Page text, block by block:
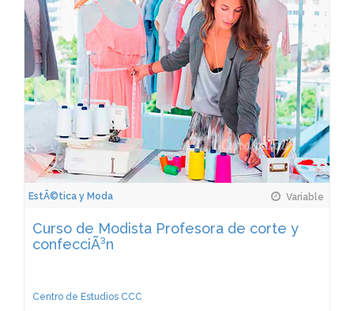
EstÃ©tica y Moda Variable
Curso de Modista Profesora de corte y
confecciÃ³n
Centro de Estudios CCC